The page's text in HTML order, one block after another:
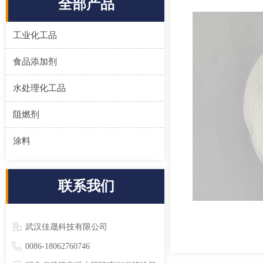
全部产品
工业化工品
食品添加剂
水处理化工品
阻燃剂
涂料
联系我们
武汉佳晟科技有限公司
0086-18062760746